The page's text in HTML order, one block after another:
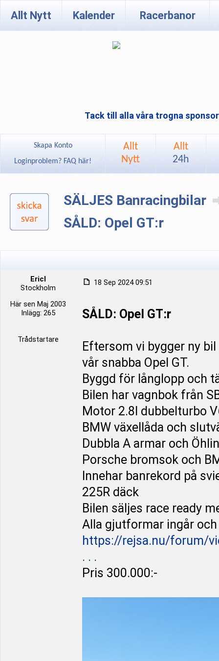
Allt Nytt Kalender Racerbanor
Tack till alla våra trogna
Skapa Konto
Loginproblem? FAQ här!
Allt
Nytt
Allt
24h
SÄLJES Banracingbilar
SÅLD: Opel GT:r
Ericl
Stockholm
Här sen Maj 2003
Inlägg: 265
Trådstartare
18 Sep 2024 09:51
SÅLD: Opel GT:r
Eftersom vi bygger ny
vår snabba Opel GT.
Byggd för långlopp och
Bilen har vagnbok från
Motor 2.8l dubbelturbo
BMW växellåda och
Dubbla A armar och
Porsche bromsok och
Innehar banrekord på
225R däck
Bilen säljes race ready
Alla gjutformar ingår och
https://rejsa.nu/forum/
. . .
Pris 300.000:-